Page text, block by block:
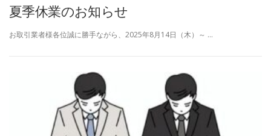
夏季休業のお知らせ
お取引業者様各位誠に勝手ながら、2025年8月14日（木）～ …